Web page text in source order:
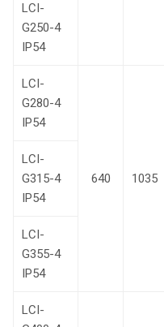
LCI-
G250-4
IP54
LCI-
G280-4
IP54
640 1035
LCI-
G315-4
IP54
LCI-
G355-4
IP54
LCI-